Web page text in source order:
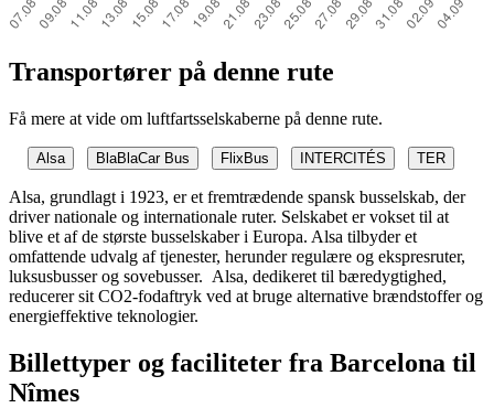
Transportører på denne rute
Få mere at vide om luftfartsselskaberne på denne rute.
Alsa BlaBlaCar Bus FlixBus INTERCITÉS TER
Alsa, grundlagt i 1923, er et fremtrædende spansk busselskab, der
driver nationale og internationale ruter. Selskabet er vokset til at
blive et af de største busselskaber i Europa. Alsa tilbyder et
omfattende udvalg af tjenester, herunder regulære og ekspresruter,
luksusbusser og sovebusser. Alsa, dedikeret til bæredygtighed,
reducerer sit CO2-fodaftryk ved at bruge alternative brændstoffer og
energieffektive teknologier.
Billettyper og faciliteter fra Barcelona til
Nîmes